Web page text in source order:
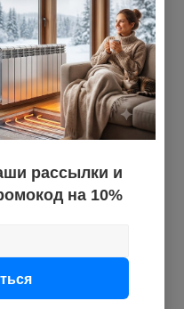
110
16
радиатор, инструкция по
350
Алюминий
рассылки и
на 10%